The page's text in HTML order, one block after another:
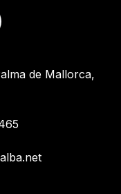
de Mallorca,